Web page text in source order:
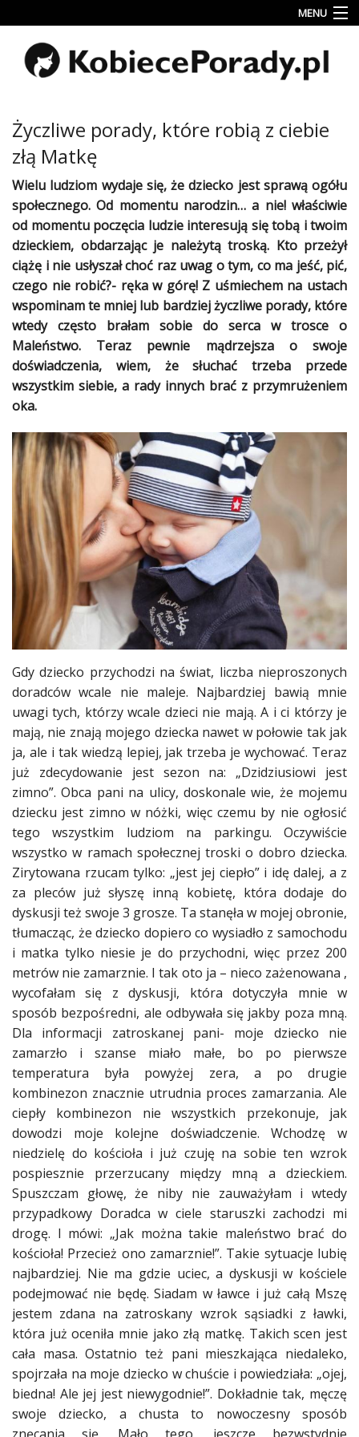
MENU
Uroda
Miłość
Rodzina
&
Dziecko
Przepisy
kulinarne
Kobiece
Wyznania
Wnętrza
Fitness
Ślub
&
Moda
Zakupy
Kultura
Porady
ekspertów
Strefa
Blogerek
Konkursy
Recenzje
Studniówka
Dodaj
«
Dodaj
Dodaj
Dodaj
galerię
Dodaj
artykuł
Najlepsze
Życzliwe porady, które robią z ciebie
złą Matkę
Wielu ludziom wydaje się, żedziecko jest sprawą ogółu
społecznego. Od momentu narodzin… a nie! właściwie
od momentu poczęcia ludzie interesują się tobą i twoim
dzieckiem, obdarzając je należytą troską. Kto przeżył
ciążę i nie usłyszał choć raz uwag o tym, co ma jeść, pić,
czego nie robić?- ręka w górę! Z uśmiechemna ustach
wspominam te mniej lub bardziej życzliwe porady, które
wtedy często brałam sobie do serca w trosce o
Maleństwo. Teraz pewnie mądrzejsza o swoje
doświadczenia, wiem, że słuchać trzeba przede
wszystkim siebie, a rady innych brać z przymrużeniem
oka.
Gdydziecko przychodzi na świat, liczba nieproszonych
doradców wcale nie maleje. Najbardziej bawią mnie
uwagi tych, którzy wcale dzieci nie mają. A i ci którzy je
mają, nie znają mojego dziecka nawet w połowie tak jak
ja, ale i tak wiedzą lepiej, jak trzeba je wychować. Teraz
już zdecydowanie jest sezon na: „Dzidziusiowi jest
zimno”. Obca pani na ulicy, doskonale wie, że mojemu
dziecku jest zimno w nóżki, więc czemu by nie ogłosić
tego wszystkim ludziom na parkingu. Oczywiście
wszystko w ramach społecznej troski o dobro dziecka.
Zirytowana rzucam tylko: „jest jej ciepło” i idę dalej, a z
za pleców już słyszę inną kobietę, która dodaje do
dyskusji też swoje 3 grosze. Ta stanęła w mojej obronie,
tłumacząc, żedziecko dopiero co wysiadło z samochodu
i matka tylko niesie je do przychodni, więc przez 200
metrów nie zamarznie. I tak oto ja – nieco zażenowana ,
wycofałam się z dyskusji, która dotyczyła mnie w
sposób bezpośredni, ale odbywała się jakby poza mną.
Dla informacji zatroskanej pani- moje dziecko nie
zamarzło i szanse miało małe, bo po pierwsze
temperatura była powyżej zera, a po drugie
kombinezon znacznie utrudnia proces zamarzania. Ale
ciepły kombinezon nie wszystkich przekonuje, jak
dowodzi moje kolejne doświadczenie. Wchodzę w
niedzielę do kościoła i już czuję na sobie ten wzrok
pospiesznie przerzucany między mną a dzieckiem.
Spuszczam głowę, że niby nie zauważyłam i wtedy
przypadkowy Doradca w ciele staruszki zachodzi mi
drogę. I mówi: „Jak można takie maleństwo brać do
kościoła! Przecież ono zamarznie!”. Takie sytuacje lubię
najbardziej. Nie ma gdzie uciec, a dyskusji w kościele
podejmować nie będę. Siadam w ławce i już całą Mszę
jestem zdana na zatroskany wzrok sąsiadki z ławki,
która już oceniła mnie jako złą matkę. Takich scen jest
cała masa. Ostatnio też pani mieszkająca niedaleko,
spojrzała na moje dziecko w chuście i powiedziała: „ojej,
biedna! Ale jej jest niewygodnie!”. Dokładnie tak, męczę
swojedziecko, a chusta to nowoczesny sposób